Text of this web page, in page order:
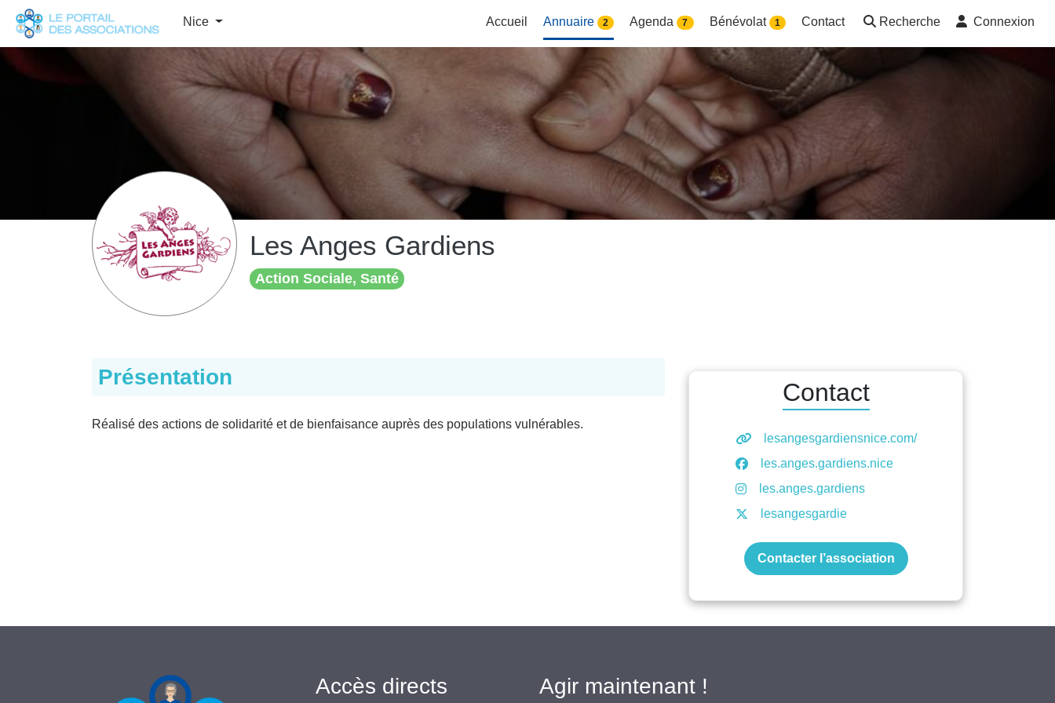
Nice Accueil Annuaire 2 Agenda 7 Bénévolat 1 Contact Recherche Connexion
Les Anges Gardiens
Action Sociale, Santé
Présentation
Réalisé des actions de solidarité et de bienfaisance auprès des populations vulnérables.
Contact
lesangesgardiensnice.com/
les.anges.gardiens.nice
les.anges.gardiens
lesangesgardie
Contacter l’association
Accès directs Agir maintenant !
Panneau de gestion des cookies